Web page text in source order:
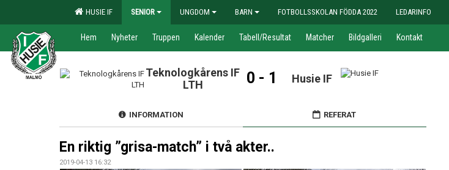
HUSIE IF SENIOR UNGDOM BARN FOTBOLLSSKOLAN FÖDDA 2022 LEDARINFO
Hem Nyheter Truppen Kalender Tabell/Resultat Matcher Bildgalleri Kontakt
Teknologkårens IF
LTH
0 - 1 Husie IF
INFORMATION REFERAT
En riktig ”grisa-match” i två akter..
2019-04-13 16:32